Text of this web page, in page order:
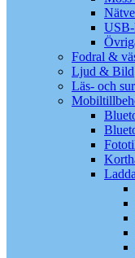
Fodral &
Ljud & Bild
Läs- och